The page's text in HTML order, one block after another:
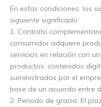
En estas condiciones, los
siguiente significado:
1. Contrato
consumidor adquiere
servicios en relación con
productos, contenidos
suministrados por el
base de un acuerdo entre
2. Periodo de gracia: El